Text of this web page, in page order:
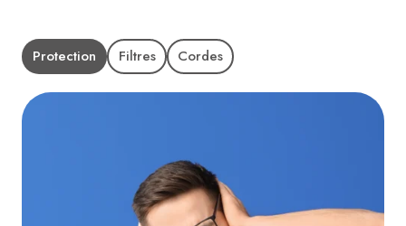
Protection Filtres Cordes